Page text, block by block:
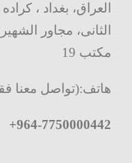
العراق، بغداد ،
الثانی، مجاور
مکتب 19
هاتف:(تواصل معنا
964-7750000442
+